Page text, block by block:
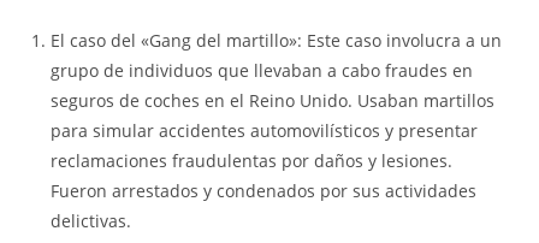
El caso del «Gang del martillo»: Este caso involucra a un
grupo de individuos que llevaban a cabo fraudes en
seguros de coches en el Reino Unido. Usaban martillos
para simular accidentes automovilísticos y presentar
reclamaciones fraudulentas por daños y lesiones.
Fueron arrestados y condenados por sus actividades
delictivas.